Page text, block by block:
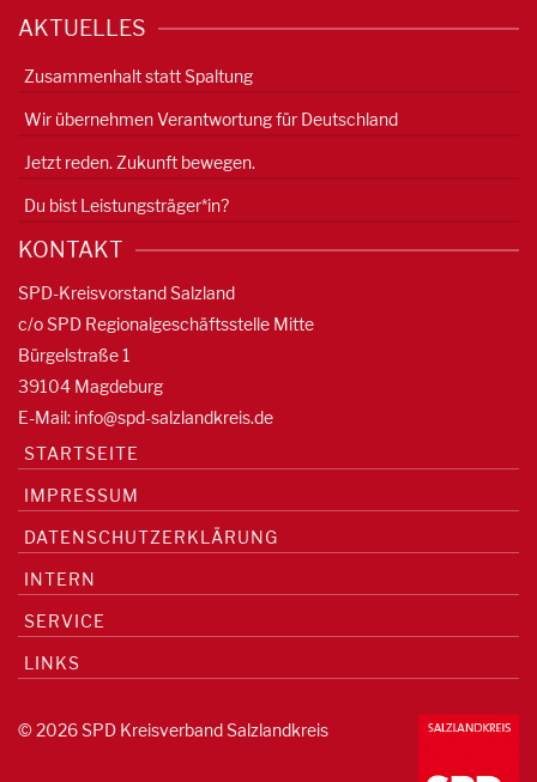
AKTUELLES
Zusammenhalt statt Spaltung
Wir übernehmen Verantwortung für Deutschland
Jetzt reden. Zukunft bewegen.
Du bist Leistungsträger*in?
KONTAKT
SPD-Kreisvorstand Salzland
c/o SPD Regionalgeschäftsstelle Mitte
Bürgelstraße 1
39104 Magdeburg
E-Mail: info@spd-salzlandkreis.de
STARTSEITE
IMPRESSUM
DATENSCHUTZERKLÄRUNG
INTERN
SERVICE
LINKS
© 2026 SPD Kreisverband Salzlandkreis